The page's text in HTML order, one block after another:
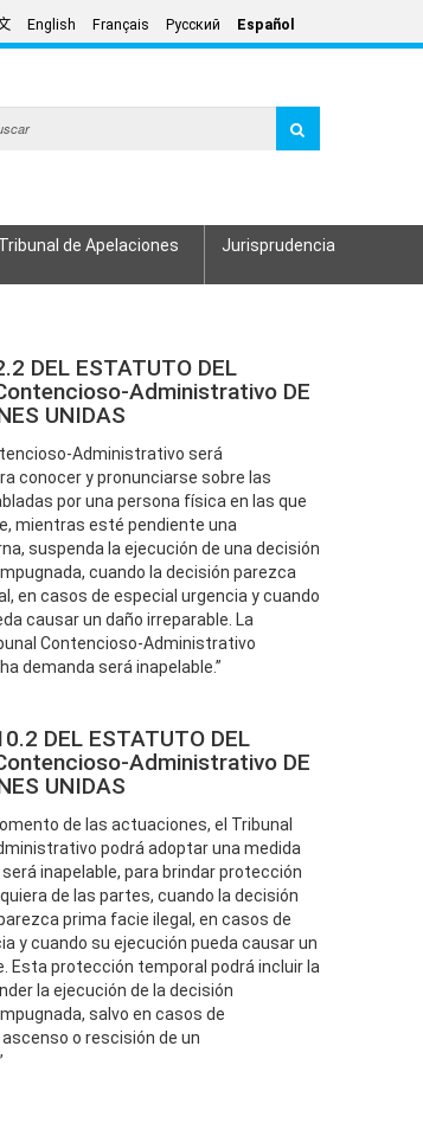
English Français Русский Español
Tribunal de Apelaciones Jurisprudencia
DEL ESTATUTO DEL
Administrativo DE
UNIDAS
Administrativo será
conocer y pronunciarse sobre las
por una persona física en las que
mientras esté pendiente una
suspenda la ejecución de una decisión
cuando la decisión parezca
en casos de especial urgencia y cuando
causar un daño irreparable. La
Contencioso-Administrativo
demanda será inapelable.”
DEL ESTATUTO DEL
Administrativo DE
UNIDAS
de las actuaciones, el Tribunal
podrá adoptar una medida
inapelable, para brindar protección
de las partes, cuando la decisión
prima facie ilegal, en casos de
y cuando su ejecución pueda causar un
Esta protección temporal podrá incluir la
la ejecución de la decisión
salvo en casos de
o rescisión de un